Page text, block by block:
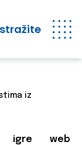
iz
igre web